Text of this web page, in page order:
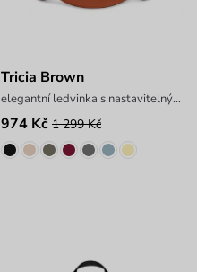
Tricia Brown
elegantní ledvinka s nastavitelným popruhem
974 Kč 1 299 Kč